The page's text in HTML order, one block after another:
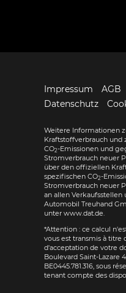
Impressum AGB
Datenschutz
Weitere Informationen
Kraftstoffverbrauch
CO2-Emissionen und
Stromverbrauch neuer
über den offiziellen
spezifischen CO2-
Stromverbrauch neuer
an allen Verkaufsstellen
Automobil Treuhand
unter www.dat.de.
*Attention : ce calcul
vous est transmis à titre
d'acceptation de votre
Boulevard Saint-Lazare
BE0445.781.316, sous
tenant compte des